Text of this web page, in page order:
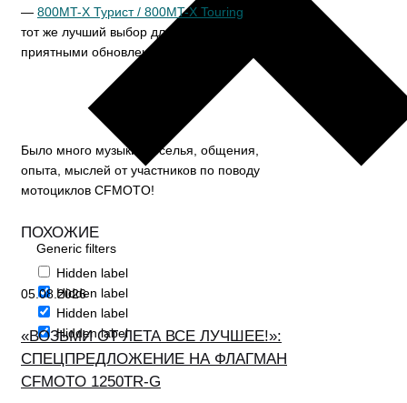
Generic filters
Hidden label
Hidden label
Hidden label
Hidden label
— 800MT-X Турист / 800MT-X Touring
тот же лучший выбор для путешествий, но с
приятными обновлениями!
Было много музыки, веселья, общения,
опыта, мыслей от участников по поводу
мотоциклов CFMOTO!
ПОХОЖИЕ
05.08.2026
«ВОЗЬМИ ОТ ЛЕТА ВСЕ ЛУЧШЕЕ!»:
СПЕЦПРЕДЛОЖЕНИЕ НА ФЛАГМАН
CFMOTO 1250TR-G